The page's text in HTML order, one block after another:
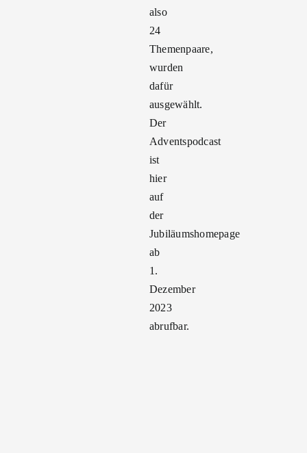
also
24
Themenpaare,
wurden
dafür
ausgewählt.
Der
Adventspodcast
ist
hier
auf
der
Jubiläumshomepage
ab
1.
Dezember
2023
abrufbar.